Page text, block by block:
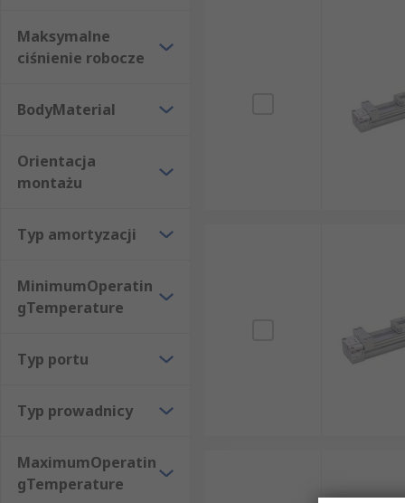
Maksymalne
ciśnienie robocze
BodyMaterial
Orientacja
montażu
Typ amortyzacji
MinimumOperatin
gTemperature
Typ portu
Typ prowadnicy
MaximumOperatin
gTemperature